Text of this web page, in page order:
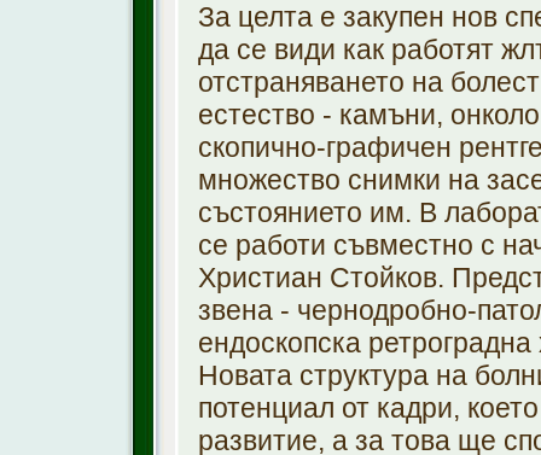
За целта е закупен нов
да се види как работят
отстраняването на
естество - камъни,
скопично-графичен
множество снимки на
състоянието им. В
се работи съвместно с
Христиан Стойков.
звена - чернодробно-
ендоскопска
Новата структура на
потенциал от кадри,
развитие, а за това ще